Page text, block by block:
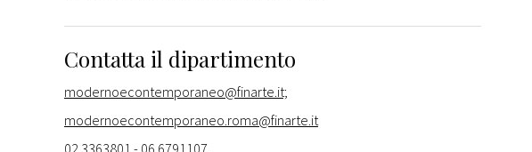
Contatta il dipartimento
modernoecontemporaneo@finarte.it;
modernoecontemporaneo.roma@finarte.it
02 3363801 - 06 6791107